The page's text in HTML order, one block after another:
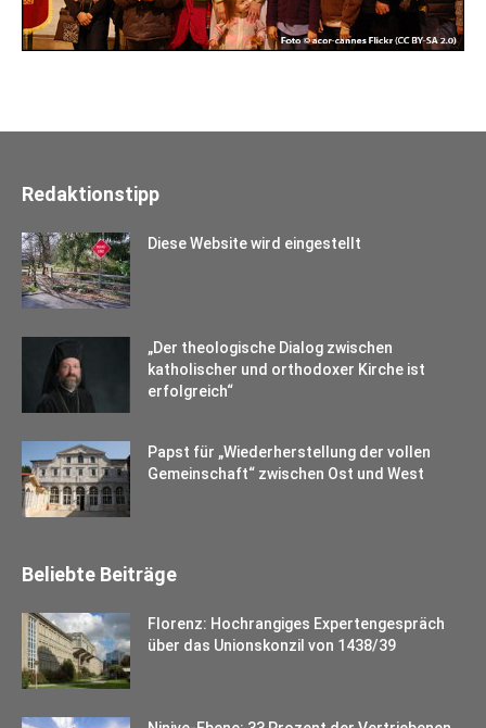
Redaktionstipp
Diese Website wird eingestellt
„Der theologische Dialog zwischen
katholischer und orthodoxer Kirche ist
erfolgreich“
Papst für „Wiederherstellung der vollen
Gemeinschaft“ zwischen Ost und West
Beliebte Beiträge
Florenz: Hochrangiges Expertengespräch
über das Unionskonzil von 1438/39